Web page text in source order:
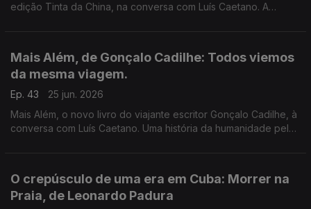
edição Tinta da China, na conversa com Luís Caetano. A
Mais Além, de Gonçalo Cadilhe: Todos viemos
da mesma viagem.
Ep. 43
25 jun. 2026
Mais Além, o novo livro do viajante escritor Gonçalo Cadilhe, à
conversa com Luís Caetano. Uma história da humanidade pela
O crepúsculo de uma era em Cuba: Morrer na
Praia, de Leonardo Padura